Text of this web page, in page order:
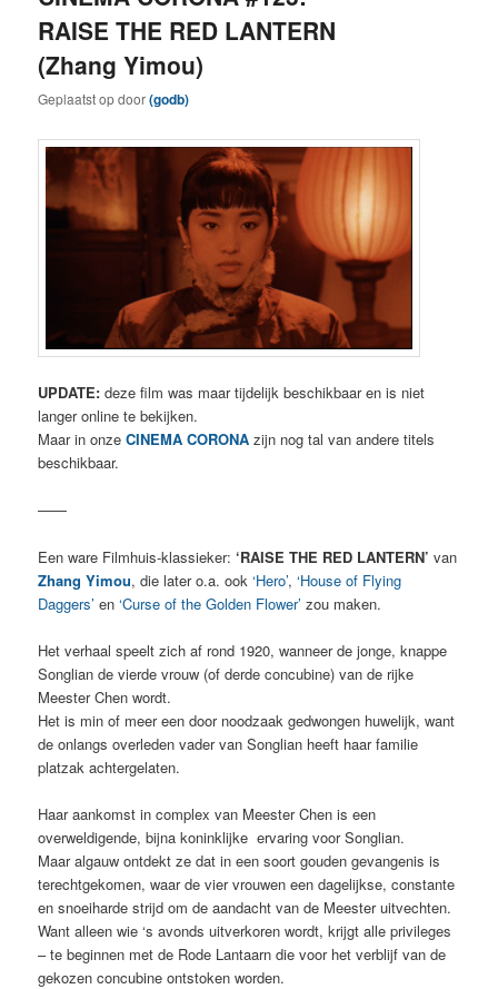
RAISE THE RED LANTERN
(Zhang Yimou)
Geplaatst opdoor(godb)
UPDATE: deze film was maar tijdelijk beschikbaar en is niet
langer online te bekijken.
Maar in onzeCINEMA CORONA zijn nog tal van andere titels
beschikbaar.
——
Een ware Filmhuis-klassieker:‘RAISE THE RED LANTERN’ van
Zhang Yimou, die later o.a. ook‘Hero’,‘House of Flying
Daggers’ en‘Curse of the Golden Flower’ zou maken.
Het verhaal speelt zich af rond 1920, wanneer de jonge, knappe
Songlian de vierde vrouw (of derde concubine) van de rijke
Meester Chen wordt.
Het is min of meer een door noodzaak gedwongen huwelijk, want
de onlangs overleden vader van Songlian heeft haar familie
platzak achtergelaten.
Haar aankomst in complex van Meester Chen is een
overweldigende, bijna koninklijke ervaring voor Songlian.
Maar algauw ontdekt ze dat in een soort gouden gevangenis is
terechtgekomen, waar de vier vrouwen een dagelijkse, constante
en snoeiharde strijd om de aandacht van de Meester uitvechten.
Want alleen wie ‘s avonds uitverkoren wordt, krijgt alle privileges
– te beginnen met de Rode Lantaarn die voor het verblijf van de
gekozen concubine ontstoken worden.